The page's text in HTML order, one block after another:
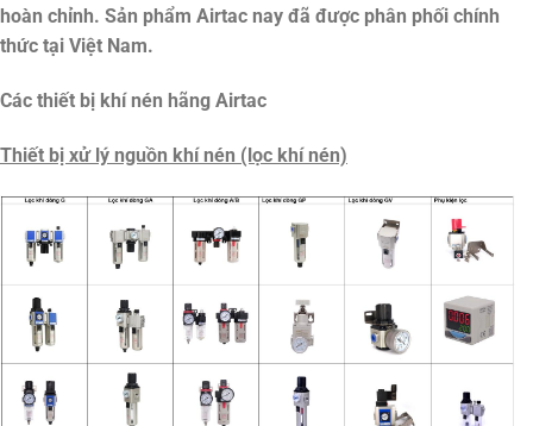
hoàn chỉnh. Sản phẩm Airtac nay đã được phân phối chính
thức tại Việt Nam.
Các thiết bị khí nén hãng Airtac
Thiết bị xử lý nguồn khí nén (lọc khí nén)